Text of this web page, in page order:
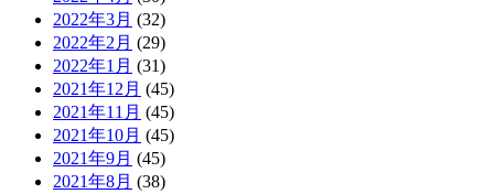
2022年3月 (32)
2022年2月 (29)
2022年1月 (31)
2021年12月 (45)
2021年11月 (45)
2021年10月 (45)
2021年9月 (45)
2021年8月 (38)